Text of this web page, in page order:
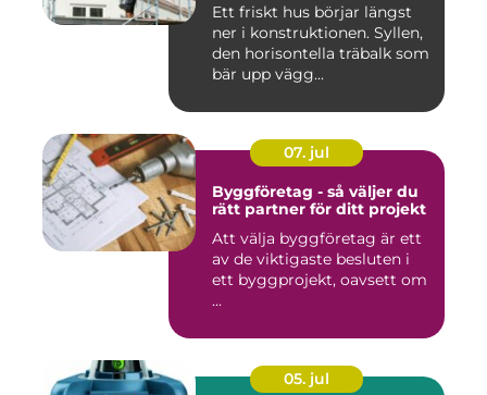
Ett friskt hus börjar längst
ner i konstruktionen. Syllen,
den horisontella träbalk som
bär upp vägg...
07. jul
Byggföretag - så väljer du
rätt partner för ditt projekt
Att välja byggföretag är ett
av de viktigaste besluten i
ett byggprojekt, oavsett om
...
05. jul